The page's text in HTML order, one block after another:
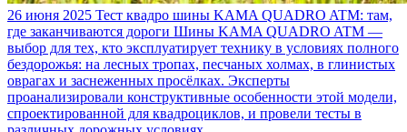
26 июня 2025 Тест квадро шины KAMA QUADRO ATM: там,
где заканчиваются дороги Шины KAMA QUADRO ATM —
выбор для тех, кто эксплуатирует технику в условиях полного
бездорожья: на лесных тропах, песчаных холмах, в глинистых
оврагах и заснеженных просёлках. Эксперты
проанализировали конструктивные особенности этой модели,
спроектированной для квадроциклов, и провели тесты в